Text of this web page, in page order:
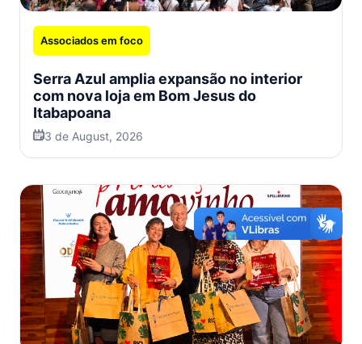
Associados em foco
Serra Azul amplia expansão no interior
com nova loja em Bom Jesus do
Itabapoana
3 de August, 2026